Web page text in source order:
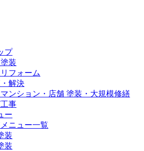
プ
装
フォーム
解決
ンション・店舗 塗装・大規模修繕
事
ー
ニュー一覧
装
装